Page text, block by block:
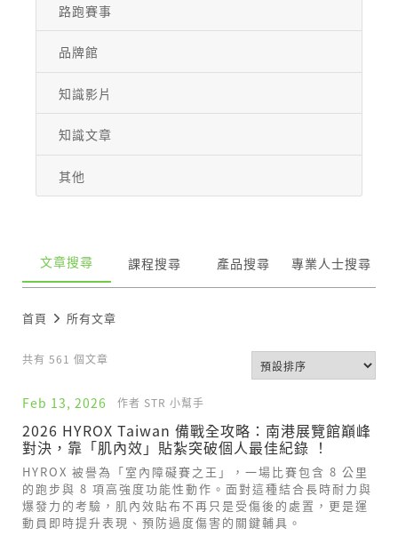
路跑賽事
品牌館
知識影片
知識文章
其他
文章搜尋 課程搜尋 產品搜尋 專業人士搜尋
首頁 所有文章
共有 561 個文章
Feb 13, 2026 作者 STR 小幫手
2026 HYROX Taiwan 備戰全攻略：南港展覽館巔峰
對決，靠「肌內效」貼紮突破個人最佳紀錄 ！
HYROX 被譽為「室內障礙賽之王」，一場比賽包含 8 公里
的跑步與 8 項高強度功能性動作。面對這種結合長時耐力與
爆發力的考驗，肌內效貼布不再只是受傷後的處置，更是運
動員即時提升表現、預防過度傷害的關鍵輔具。